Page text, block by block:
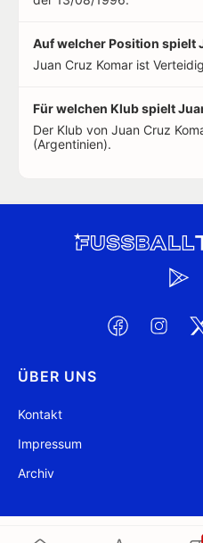
Auf welcher Position spielt
Juan Cruz Komar ist
Für welchen Klub spielt
Der Klub von Juan Cruz
(Argentinien).
ÜBER UNS
Kontakt
Impressum
Archiv
@ FussballTransfers.com 2009-